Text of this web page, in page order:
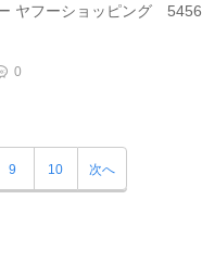
ヤフーショッピング 5456
0
9 10 次へ